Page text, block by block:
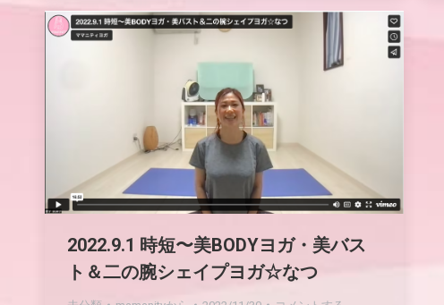
2022.9.1 時短〜美BODYヨガ・美バス
ト＆二の腕シェイプヨガ☆なつ